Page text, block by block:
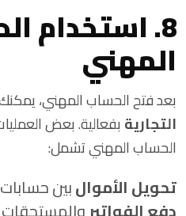
8. استخدام
المهني
بعد فتح الحساب المهني،
التجارية بفعالية. بعض
الحساب المهني تشمل:
تحويل الأموالبين